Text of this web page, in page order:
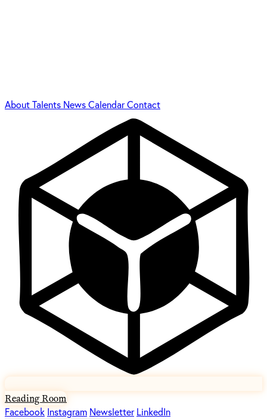
AboutTalents NewsCalendarContact
Reading Room
Facebook Instagram Newsletter LinkedIn